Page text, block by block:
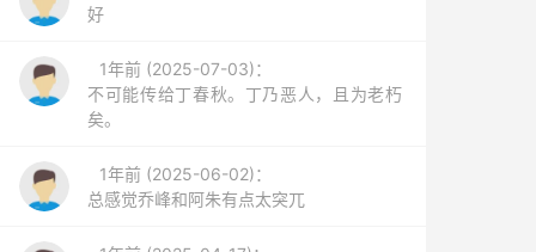
好
1年前 (2025-07-03)：
不可能传给丁春秋。丁乃恶人，且为老朽
矣。
1年前 (2025-06-02)：
总感觉乔峰和阿朱有点太突兀